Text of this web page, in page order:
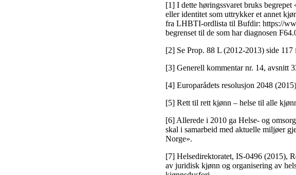
[1] I dette høringssvaret bruks begrepet
eller identitet som uttrykker et annet
fra LHBTI-ordlista til Bufdir: https://
begrenset til de som har diagnosen
[2] Se Prop. 88 L (2012-2013) side 117
[3] Generell kommentar nr. 14, avsnitt
[4] Europarådets resolusjon 2048
[5] Rett til rett kjønn – helse til alle
[6] Allerede i 2010 ga Helse- og
skal i samarbeid med aktuelle miljøer
Norge».
[7] Helsedirektoratet, IS-0496 (2015),
av juridisk kjønn og organisering av